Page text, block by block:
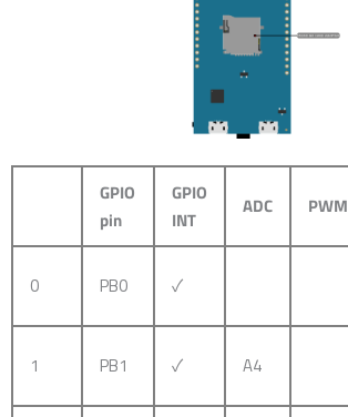
GPIO
pin
GPIO
INT
ADC PWM
0 PB0 ✓
1 PB1 ✓ A4